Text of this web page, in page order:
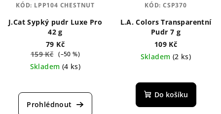
J.Cat Sypký pudr Luxe Pro
42 g
79 Kč
159 Kč (–50 %)
Skladem (4 ks)
hodnocení
produktu
KÓD: LPP104 CHESTNUT
L.A. Colors Transparentní
Pudr 7 g
109 Kč
Skladem (2 ks)
hodnocení
produktu
Do košíku
KÓD:CSP370